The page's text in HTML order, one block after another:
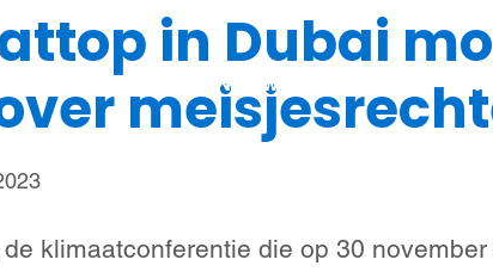
Steun meisjes Nieuws & verhalen
in Dubai
klimaatconferentie die op 30